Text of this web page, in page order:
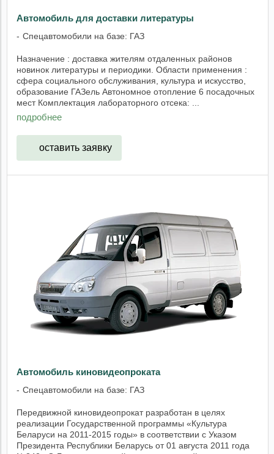
Автомобиль для доставки литературы
Спецавтомобили на базе: ГАЗ
Назначение : доставка жителям отдаленных районов
новинок литературы и периодики. Области применения :
сфера социального обслуживания, культура и искусство,
образование ГАЗель Автономное отопление 6 посадочных
мест Комплектация лабораторного отсека: ...
подробнее
оставить заявку
Автомобиль киновидеопроката
Спецавтомобили на базе: ГАЗ
Передвижной киновидеопрокат разработан в целях
реализации Государственной программы «Культура
Беларуси на 2011-2015 годы» в соответствии с Указом
Президента Республики Беларусь от 01 августа 2011 года